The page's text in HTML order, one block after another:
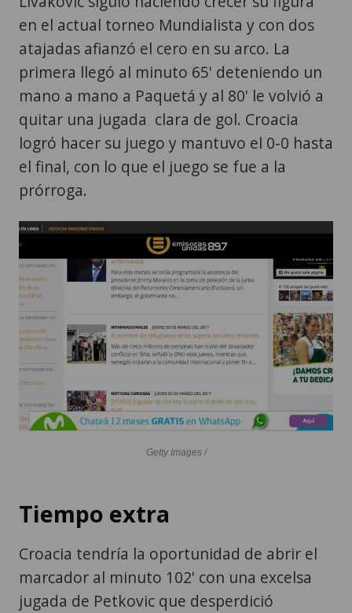
en el actual torneo Mundialista y con dos
atajadas afianzó el cero en su arco. La
primera llegó al minuto 65' deteniendo un
mano a mano a Paquetá y al 80' le volvió a
quitar una jugada clara de gol. Croacia
logró hacer su juego y mantuvo el 0-0 hasta
el final, con lo que el juego se fue a la
prórroga.
Getty Images /
Tiempo extra
Croacia tendría la oportunidad de abrir el
marcador al minuto 102' con una excelsa
jugada de Petkovic que desperdició